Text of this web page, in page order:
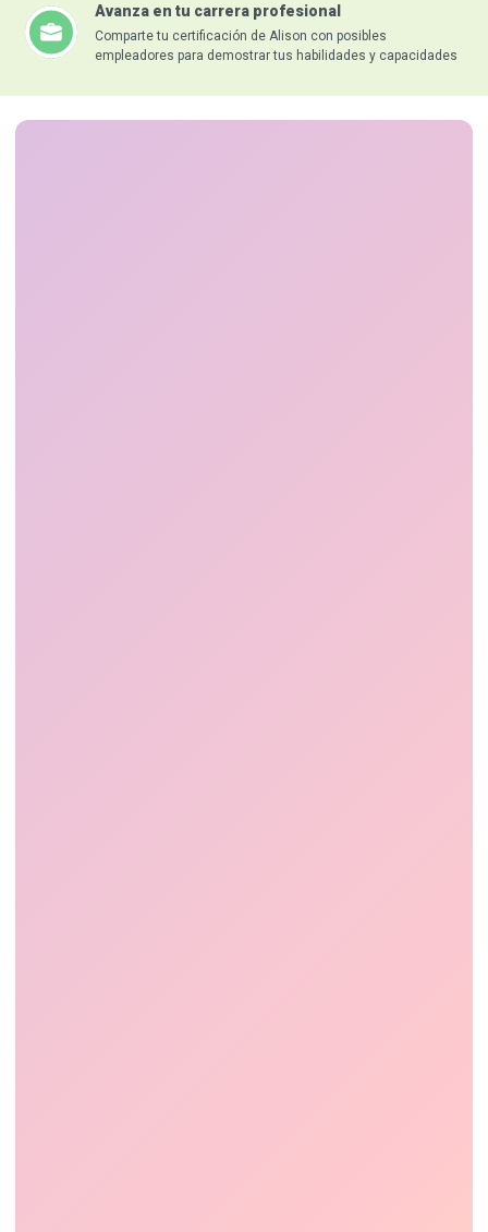
Avanza en tu carrera profesional
Comparte tu certificación de Alison con posibles
empleadores para demostrar tus habilidades y capacidades